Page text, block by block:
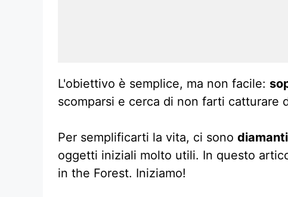
L'obiettivo è semplice, ma non facile:
scomparsi e cerca di non farti catturare
Per semplificarti la vita, ci sono diamanti
oggetti iniziali molto utili. In questo
in the Forest. Iniziamo!